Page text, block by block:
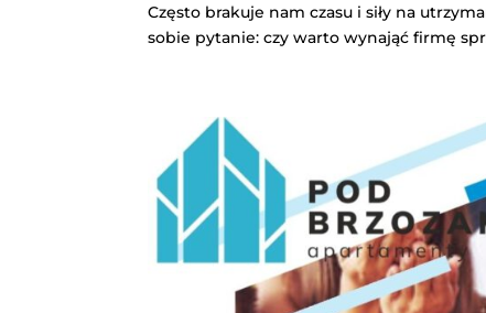
Często brakuje nam czasu i siły na
sobie pytanie: czy warto wynająć firmę